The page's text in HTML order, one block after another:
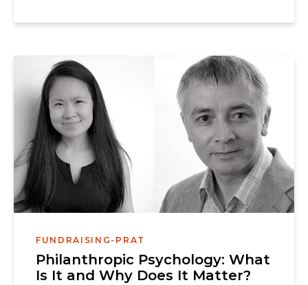
FUNDRAISING-PRAT
Philanthropic Psychology: What
Is It and Why Does It Matter?